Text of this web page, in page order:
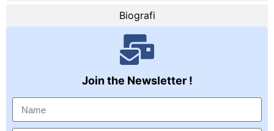
Biografi
Join the Newsletter !